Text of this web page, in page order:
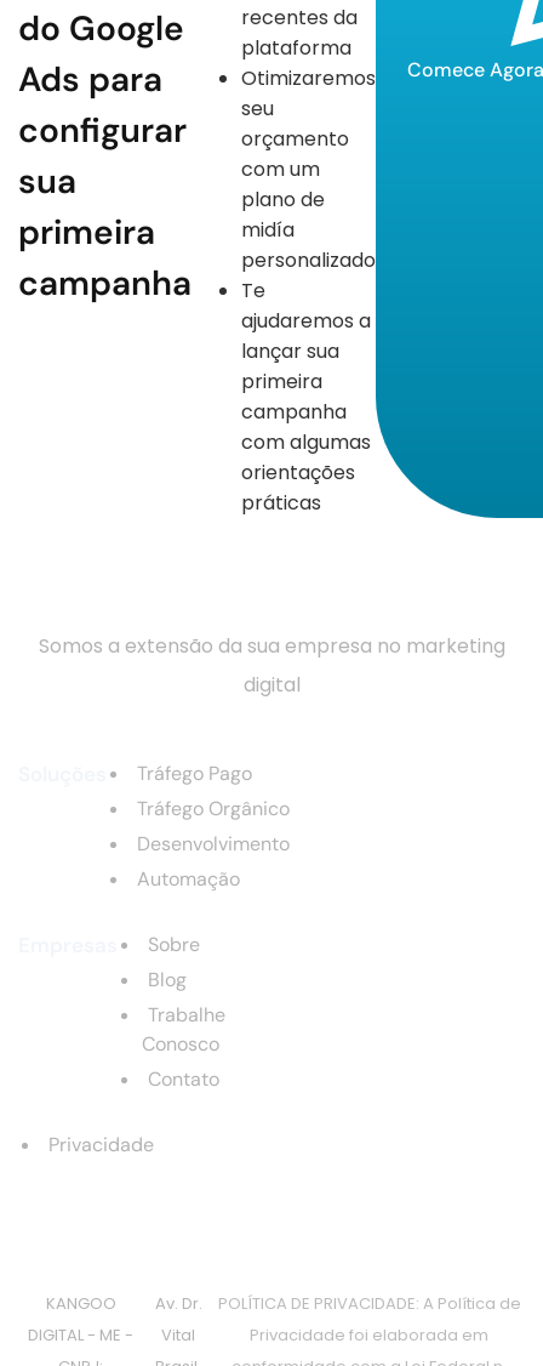
do Google
Ads para
configurar
sua
primeira
campanha
recentes da
plataforma
Otimizaremos
seu
orçamento
com um
plano de
midía
personalizado
Te
ajudaremos a
lançar sua
primeira
campanha
com algumas
orientações
práticas
Comece Agora
Somos a extensão da sua empresa no marketing
digital
Tráfego Pago
Tráfego Orgânico
Desenvolvimento
Automação
Sobre
Blog
Trabalhe
Conosco
Contato
Privacidade
KANGOO
DIGITAL - ME -
Av. Dr.
Vital
POLÍTICA DE PRIVACIDADE: A Política de
Privacidade foi elaborada em